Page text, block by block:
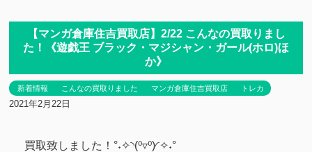
【マンガ倉庫住吉買取店】2/22 こんなの買取りまし
た！《遊戯王 ブラック・マジシャン・ガール(ホロ)ほ
か》
新着情報 こんなの買取りました マンガ倉庫住吉買取店 トレカ
2021年2月22日
買取致しました！°˖✧◝(⁰▿⁰)◜✧˖°